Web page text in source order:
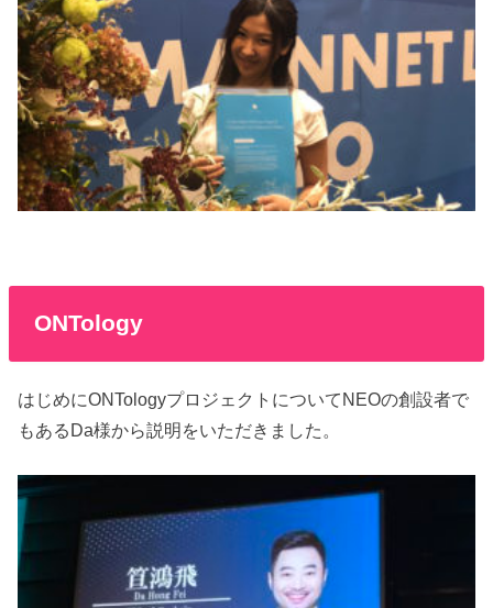
ONTology
はじめにONTologyプロジェクトについてNEOの創設者で
もあるDa様から説明をいただきました。